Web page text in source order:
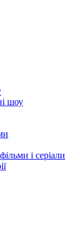
шоу
і серіали